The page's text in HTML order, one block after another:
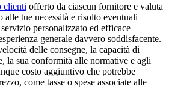
clienti offerto da ciascun fornitore e valuta
tue necessità e risolto eventuali
personalizzato ed efficace
generale davvero soddisfacente.
delle consegne, la capacità di
la sua conformità alle normative e agli
costo aggiuntivo che potrebbe
come tasse o spese associate alle